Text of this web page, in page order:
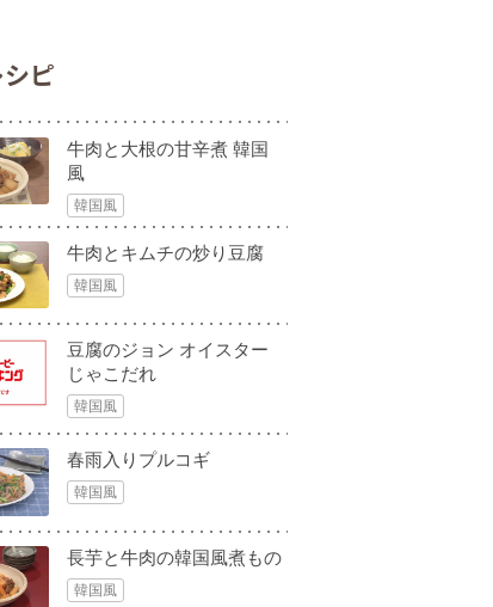
ピ
牛肉と大根の甘辛煮 韓国
風
韓国風
牛肉とキムチの炒り豆腐
韓国風
豆腐のジョン オイスター
じゃこだれ
韓国風
春雨入りプルコギ
韓国風
長芋と牛肉の韓国風煮もの
韓国風